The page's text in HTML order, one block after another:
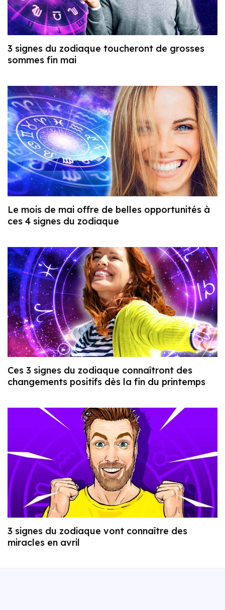
3 signes du zodiaque toucheront de grosses
sommes fin mai
Le mois de mai offre de belles opportunités à
ces 4 signes du zodiaque
Ces 3 signes du zodiaque connaîtront des
changements positifs dès la fin du printemps
3 signes du zodiaque vont connaître des
miracles en avril